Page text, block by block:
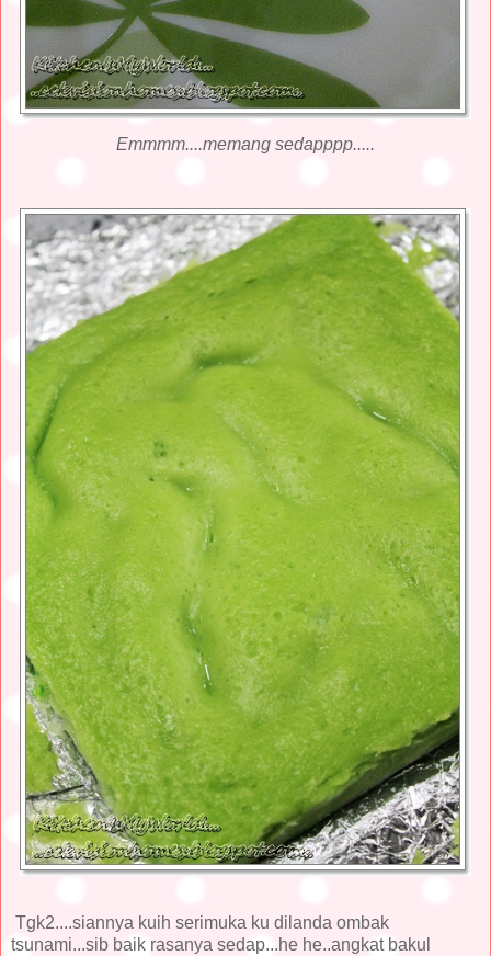
Emmmm....memang sedapppp.....
Tgk2....siannya kuih serimuka ku dilanda ombak
tsunami...sib baik rasanya sedap...he he..angkat bakul